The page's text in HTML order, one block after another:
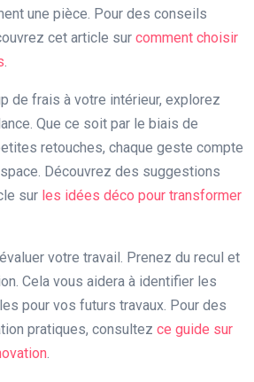
une pièce. Pour des conseils
cet article sur comment choisir
.
de frais à votre intérieur, explorez
Que ce soit par le biais de
retouches, chaque geste compte
Découvrez des suggestions
sur les idées déco pour transformer
votre travail. Prenez du recul et
Cela vous aidera à identifier les
pour vos futurs travaux. Pour des
pratiques, consultez ce guide sur
.